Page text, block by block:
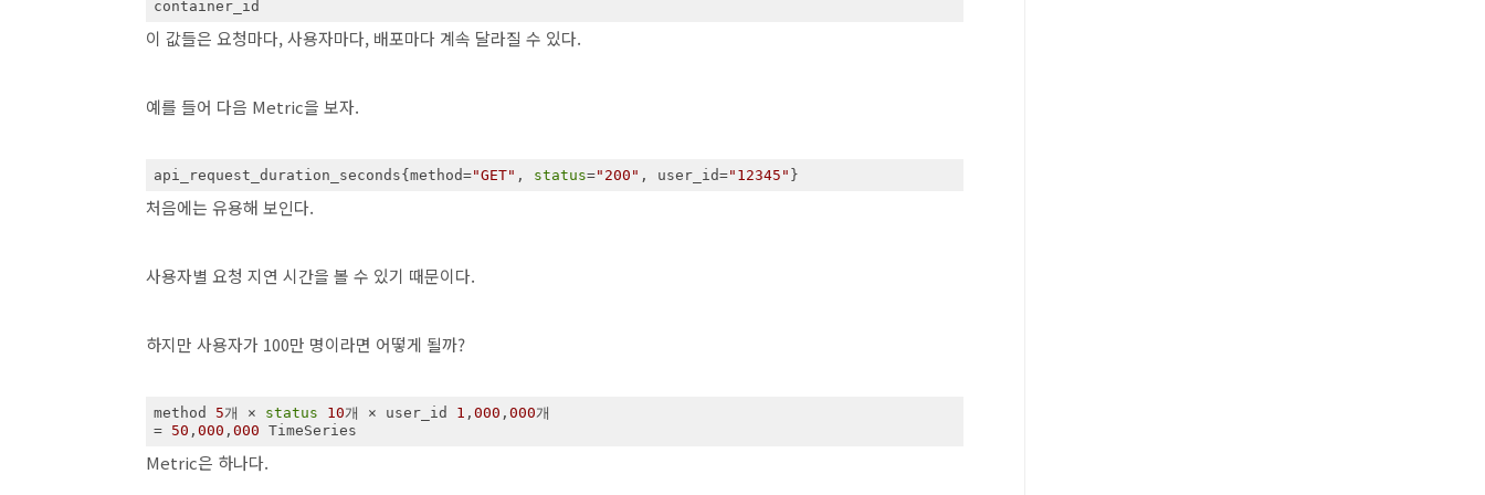
container_id
이 값들은 요청마다, 사용자마다, 배포마다 계속 달라질 수 있다.
예를 들어 다음 Metric을 보자.
api_request_duration_seconds{method="GET" , status="200" , user_id="12345" }
처음에는 유용해 보인다.
사용자별 요청 지연 시간을 볼 수 있기 때문이다.
하지만 사용자가 100만 명이라면 어떻게 될까?
method 5개 × status 10개 × user_id 1 , 000 , 000개
= 50 , 000 , 000 TimeSeries
Metric은 하나다.